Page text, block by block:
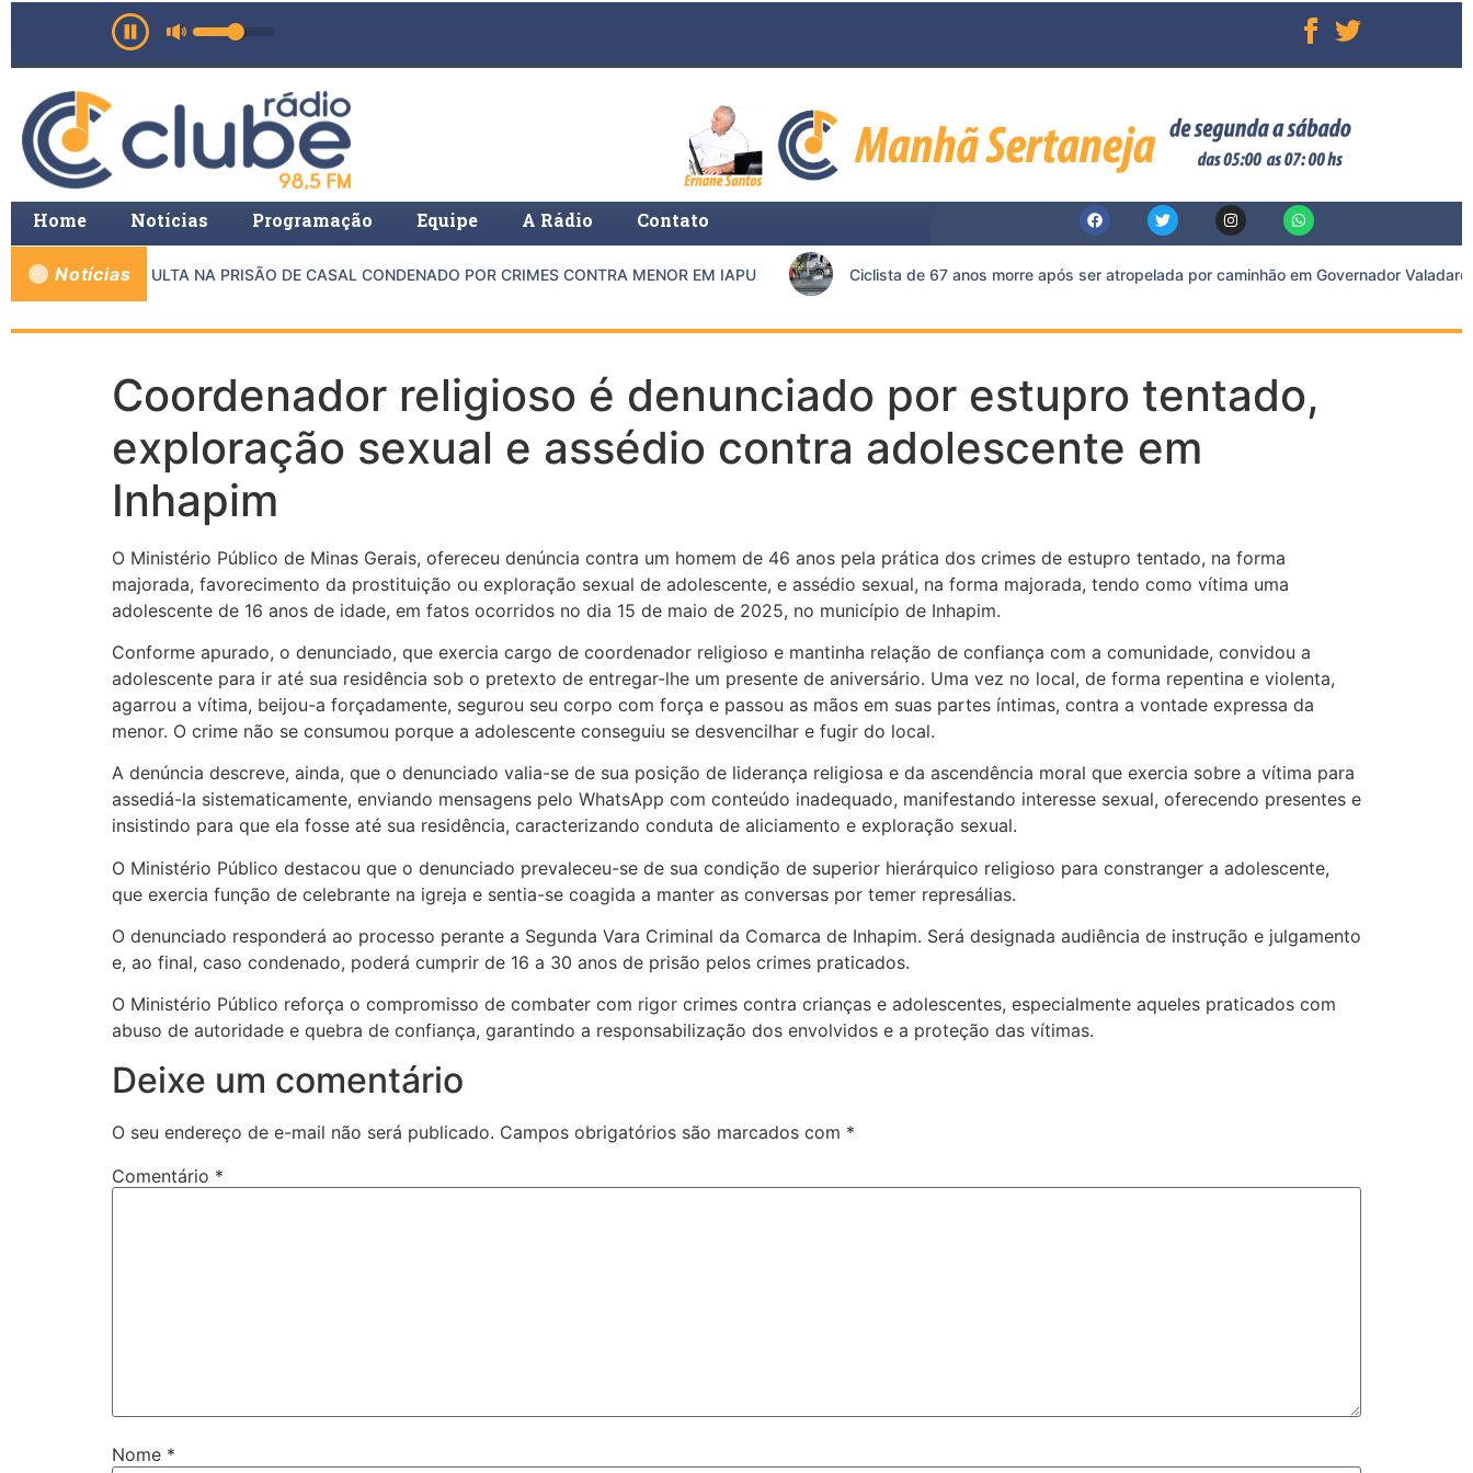
Home Notícias Programação Equipe A Rádio Contato
Notícias
E PMMG RESULTA NA PRISÃO DE CASAL CONDENADO POR CRIMES CONTRA MENOR EM IAPU Ciclista de 67 anos morre após ser atropelada por caminhão em Governador Valadares
Coordenador religioso é denunciado por estupro tentado,
exploração sexual e assédio contra adolescente em
Inhapim
O Ministério Público de Minas Gerais, ofereceu denúncia contra um homem de 46 anos pela prática dos crimes de estupro tentado, na forma
majorada, favorecimento da prostituição ou exploração sexual de adolescente, e assédio sexual, na forma majorada, tendo como vítima uma
adolescente de 16 anos de idade, em fatos ocorridos no dia 15 de maio de 2025, no município de Inhapim.
Conforme apurado, o denunciado, que exercia cargo de coordenador religioso e mantinha relação de confiança com a comunidade, convidou a
adolescente para ir até sua residência sob o pretexto de entregar-lhe um presente de aniversário. Uma vez no local, de forma repentina e violenta,
agarrou a vítima, beijou-a forçadamente, segurou seu corpo com força e passou as mãos em suas partes íntimas, contra a vontade expressa da
menor. O crime não se consumou porque a adolescente conseguiu se desvencilhar e fugir do local.
A denúncia descreve, ainda, que o denunciado valia-se de sua posição de liderança religiosa e da ascendência moral que exercia sobre a vítima para
assediá-la sistematicamente, enviando mensagens pelo WhatsApp com conteúdo inadequado, manifestando interesse sexual, oferecendo presentes e
insistindo para que ela fosse até sua residência, caracterizando conduta de aliciamento e exploração sexual.
O Ministério Público destacou que o denunciado prevaleceu-se de sua condição de superior hierárquico religioso para constranger a adolescente,
que exercia função de celebrante na igreja e sentia-se coagida a manter as conversas por temer represálias.
O denunciado responderá ao processo perante a Segunda Vara Criminal da Comarca de Inhapim. Será designada audiência de instrução e julgamento
e, ao final, caso condenado, poderá cumprir de 16 a 30 anos de prisão pelos crimes praticados.
O Ministério Público reforça o compromisso de combater com rigor crimes contra crianças e adolescentes, especialmente aqueles praticados com
abuso de autoridade e quebra de confiança, garantindo a responsabilização dos envolvidos e a proteção das vítimas.
Deixe um comentário
O seu endereço de e-mail não será publicado. Campos obrigatórios são marcados com *
Comentário *
Nome *